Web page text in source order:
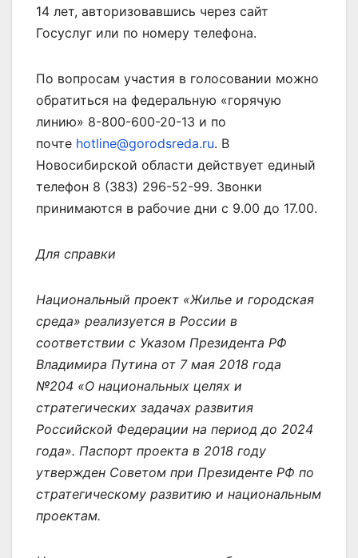
14 лет, авторизовавшись через сайт
Госуслуг или по номеру телефона.
По вопросам участия в голосовании можно
обратиться на федеральную «горячую
линию» 8-800-600-20-13 и по
почте hotline@gorodsreda.ru. В
Новосибирской области действует единый
телефон 8 (383) 296-52-99. Звонки
принимаются в рабочие дни с 9.00 до 17.00.
Для справки
Национальный проект «Жилье и городская
среда» реализуется в России в
соответствии с Указом Президента РФ
Владимира Путина от 7 мая 2018 года
№204 «О национальных целях и
стратегических задачах развития
Российской Федерации на период до 2024
года». Паспорт проекта в 2018 году
утвержден Советом при Президенте РФ по
стратегическому развитию и национальным
проектам.